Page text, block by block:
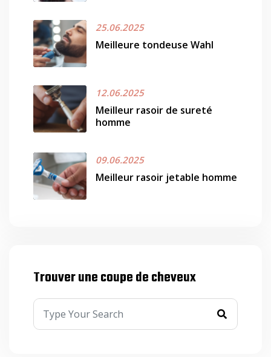
25.06.2025
Meilleure tondeuse Wahl
12.06.2025
Meilleur rasoir de sureté
homme
09.06.2025
Meilleur rasoir jetable homme
Trouver une coupe de cheveux